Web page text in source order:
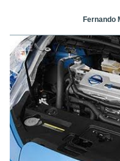
Fernando